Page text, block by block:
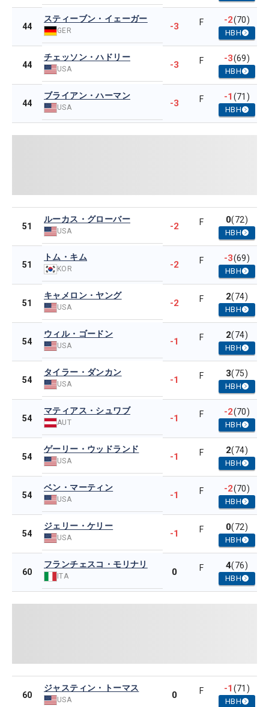
44
スティーブン・イェーガー
GER -3 F -2(70)
HBH
44
チェッソン・ハドリー
USA -3 F -3(69)
HBH
44
ブライアン・ハーマン
USA -3 F -1(71)
HBH
51
ルーカス・グローバー
USA -2 F 0(72)
HBH
51
トム・キム
KOR -2 F -3(69)
HBH
51
キャメロン・ヤング
USA -2 F 2(74)
HBH
54
ウィル・ゴードン
USA -1 F 2(74)
HBH
54
タイラー・ダンカン
USA -1 F 3(75)
HBH
54
マティアス・シュワブ
AUT -1 F -2(70)
HBH
54
ゲーリー・ウッドランド
USA -1 F 2(74)
HBH
54
ベン・マーティン
USA -1 F -2(70)
HBH
54
ジェリー・ケリー
USA -1 F 0(72)
HBH
60
フランチェスコ・モリナリ
ITA 0 F 4(76)
HBH
60
ジャスティン・トーマス
USA 0 F -1(71)
HBH